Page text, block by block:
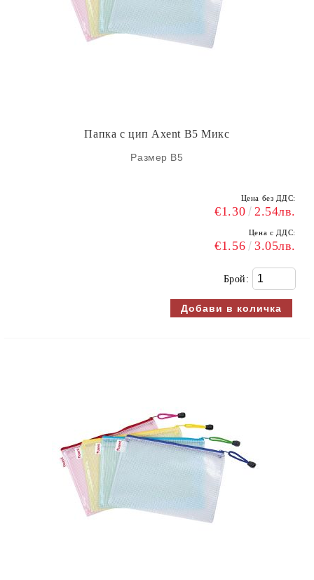
Папка с цип Axent B5 Микс
Размер B5
Цена без ДДС:
€1.30 2.54лв.
Цена с ДДС:
€1.56 3.05лв.
Брой: